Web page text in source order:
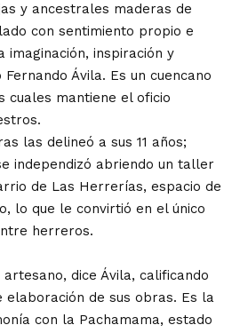
y ancestrales maderas de
con sentimiento propio e
imaginación, inspiración y
Ávila. Es un cuencano
cuales mantiene el oficio
las delineó a sus 11 años;
independizó abriendo un taller
de Las Herrerías, espacio de
lo que le convirtió en el único
herreros.
dice Ávila, calificando
elaboración de sus obras. Es la
con la Pachamama, estado